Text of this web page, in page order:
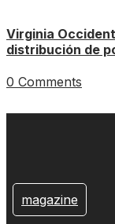
Virginia
distribución de
0 Comments
magazine